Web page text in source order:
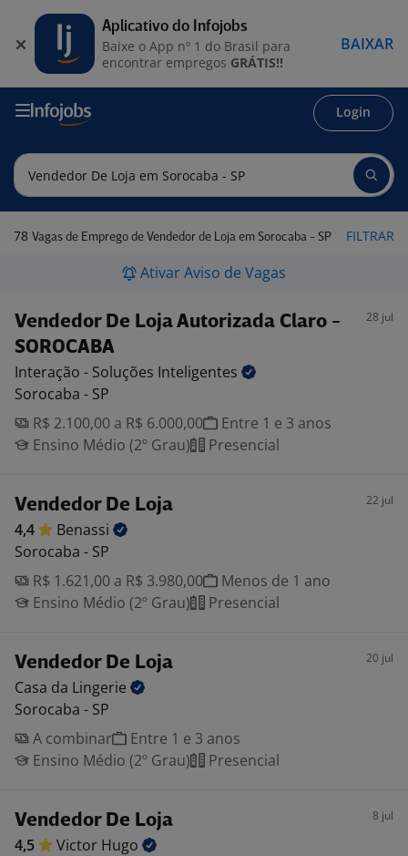
Login
78 Vagas de Emprego de Vendedor de Loja em Sorocaba - SP FILTRAR
Ativar Aviso de Vagas
Vendedor De Loja Autorizada Claro -
SOROCABA
28 jul
Interação - Soluções Inteligentes
Sorocaba - SP
R$ 2.100,00 a R$ 6.000,00
Entre 1 e 3 anos
Ensino Médio (2º Grau)
Presencial
Vendedor De Loja 22 jul
4,4
Benassi
Sorocaba - SP
R$ 1.621,00 a R$ 3.980,00
Menos de 1 ano
Ensino Médio (2º Grau)
Presencial
Vendedor De Loja 20 jul
Casa da Lingerie
Sorocaba - SP
A combinar
Entre 1 e 3 anos
Ensino Médio (2º Grau)
Presencial
Vendedor De Loja 8 jul
4,5 Victor Hugo
Aplicativo do Infojobs
Baixe o App nº 1 do Brasil para
encontrar empregos GRÁTIS!!
BAIXAR